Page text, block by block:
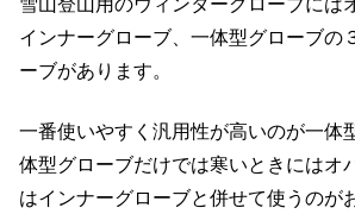
雪山登山用のウィンターグローブには
インナーグローブ、一体型グローブの
ーブがあります。
一番使いやすく汎用性が高いのが一体
体型グローブだけでは寒いときにはオ
はインナーグローブと併せて使うのが